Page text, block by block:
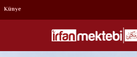
Künye